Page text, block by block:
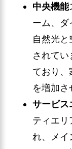
中央機能
ーム、ダ
自然光
されて
ており、
を増加さ
サービス
ティエリ
れ、メイ